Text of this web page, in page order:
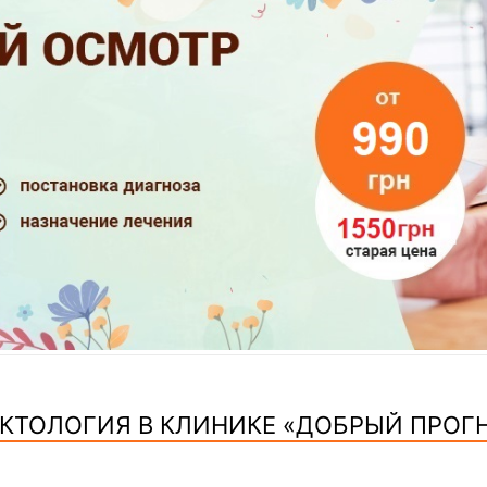
В КЛИНИКЕ «ДОБРЫЙ